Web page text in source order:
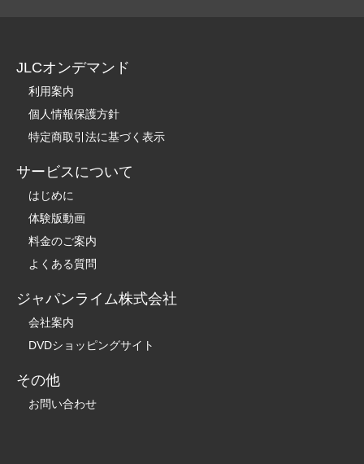
JLCオンデマンド
利用案内
個人情報保護方針
特定商取引法に基づく表示
サービスについて
はじめに
体験版動画
料金のご案内
よくある質問
ジャパンライム株式会社
会社案内
DVDショッピングサイト
その他
お問い合わせ